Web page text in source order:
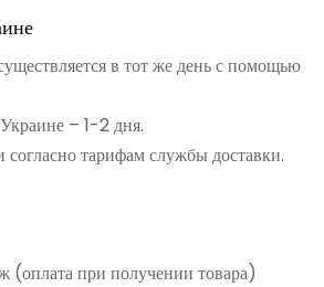
в тот же день с помощью
– 1-2 дня.
согласно тарифам службы доставки.
при получении товара)